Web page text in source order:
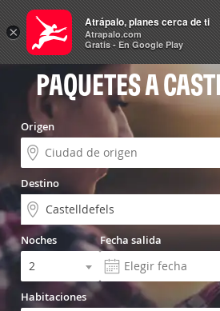
Vuelo+Hotel
PAQUETES A
Origen
Destino
Noches Fecha salida
Habitaciones
×
Atrápalo, planes cerca de ti
Atrapalo.com
Gratis - En Google Play